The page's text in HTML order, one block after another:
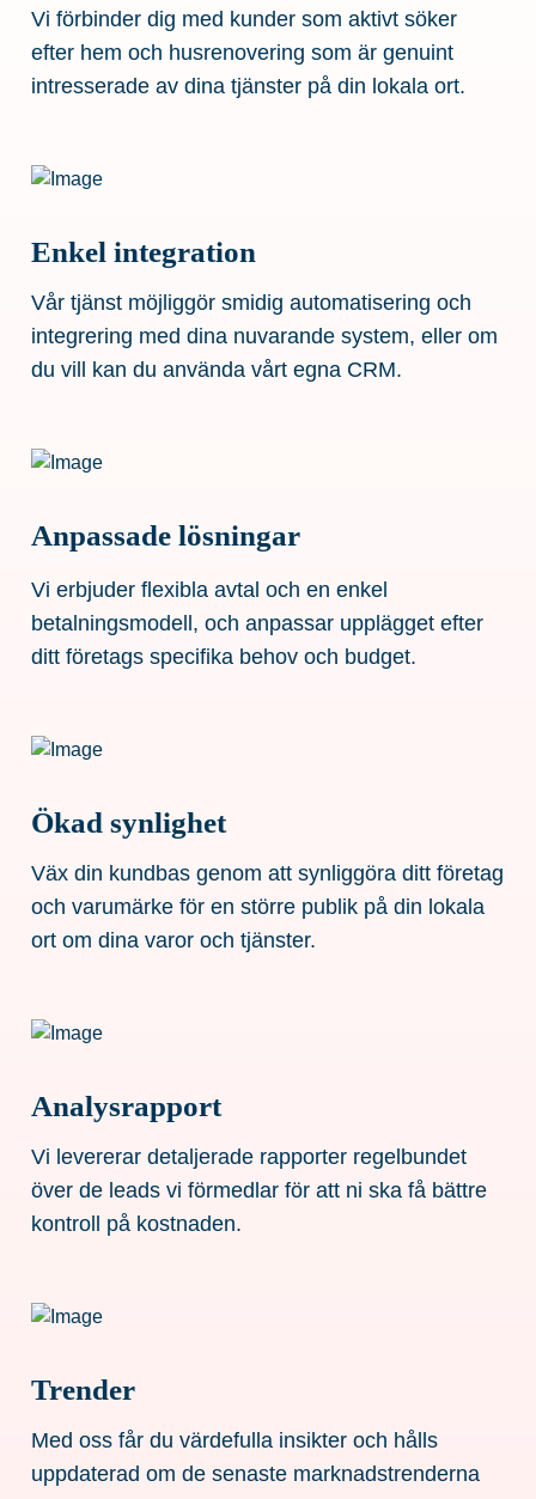
Vi förbinder dig med kunder som aktivt söker
efter hem och husrenovering som är genuint
intresserade av dina tjänster på din lokala ort.
Enkel integration
Vår tjänst möjliggör smidig automatisering och
integrering med dina nuvarande system, eller om
du vill kan du använda vårt egna CRM.
Anpassade lösningar
Vi erbjuder flexibla avtal och en enkel
betalningsmodell, och anpassar upplägget efter
ditt företags specifika behov och budget.
Ökad synlighet
Väx din kundbas genom att synliggöra ditt företag
och varumärke för en större publik på din lokala
ort om dina varor och tjänster.
Analysrapport
Vi levererar detaljerade rapporter regelbundet
över de leads vi förmedlar för att ni ska få bättre
kontroll på kostnaden.
Trender
Med oss får du värdefulla insikter och hålls
uppdaterad om de senaste marknadstrenderna